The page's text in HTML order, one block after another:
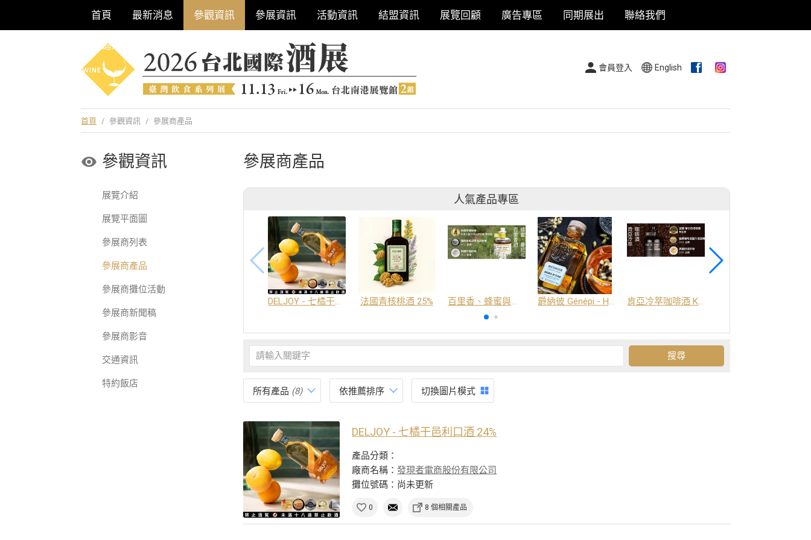
首頁 最新消息 參觀資訊 參展資訊 活動資訊 結盟資訊 展覽回顧 廣告專區 同期展出 聯絡我們
巡迴酒展系列
會員登入 English
首頁 / 參觀資訊 / 參展商產品
參觀資訊
展覽介紹
展覽平面圖
參展商列表
參展商產品
參展商攤位活動
參展商新聞稿
參展商影音
交通資訊
特約飯店
參展商產品
人氣產品專區
DELJOY - 七橘干邑利口酒 24% 法國青核桃酒 25% 百里香、蜂蜜與番紅花酒 爵納彼 Génépi - Hors d'Age (橡木桶陳釀) -阿爾卑斯山草本酒 肯亞冷萃咖啡酒 Kenya Coffee Brew
所有產品 (8) 依推薦排序 切換圖片模式
DELJOY - 七橘干邑利口酒 24%
產品分類：
廠商名稱：發現者電商股份有限公司
攤位號碼：尚未更新
0 8 個相關產品